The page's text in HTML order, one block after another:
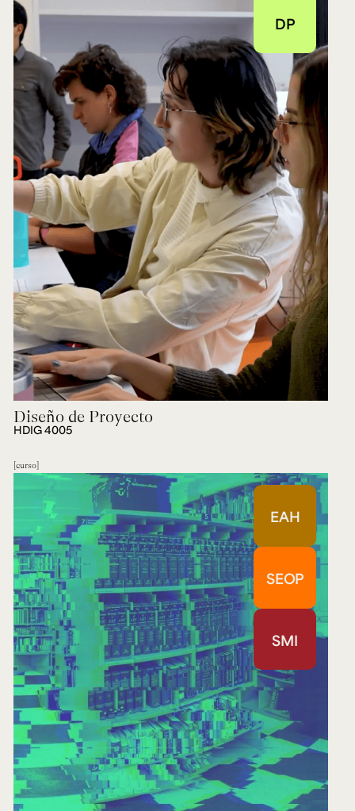
DP
Diseño de Proyecto
HDIG 4005
curso
EAH
SEOP
SMI